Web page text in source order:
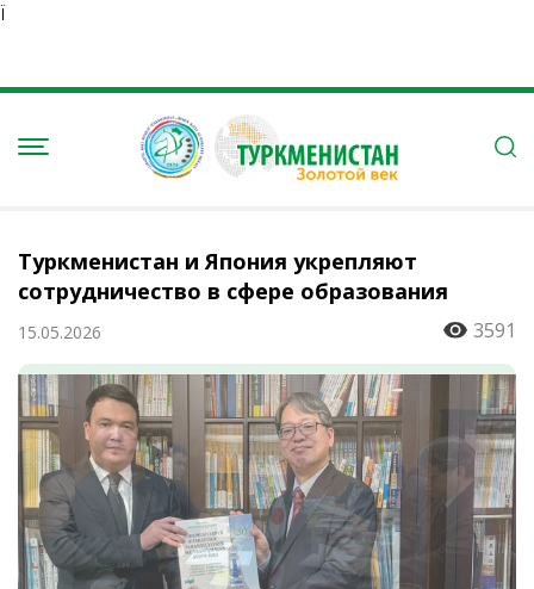
Ï
Туркменистан и Япония укрепляют
сотрудничество в сфере образования
15.05.2026 3591